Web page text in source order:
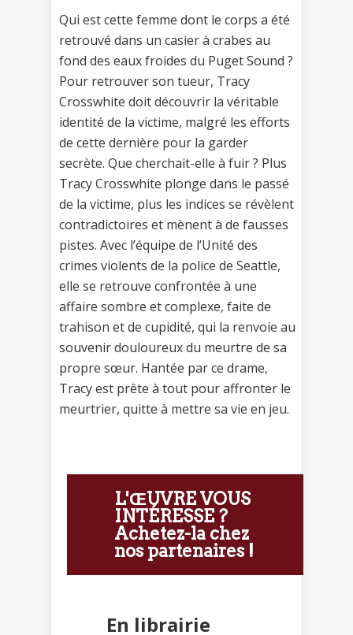
Qui est cette femme dont le corps a été
retrouvé dans un casier à crabes au
fond des eaux froides du Puget Sound ?
Pour retrouver son tueur, Tracy
Crosswhite doit découvrir la véritable
identité de la victime, malgré les efforts
de cette dernière pour la garder
secrète. Que cherchait-elle à fuir ? Plus
Tracy Crosswhite plonge dans le passé
de la victime, plus les indices se révèlent
contradictoires et mènent à de fausses
pistes. Avec l’équipe de l’Unité des
crimes violents de la police de Seattle,
elle se retrouve confrontée à une
affaire sombre et complexe, faite de
trahison et de cupidité, qui la renvoie au
souvenir douloureux du meurtre de sa
propre sœur. Hantée par ce drame,
Tracy est prête à tout pour affronter le
meurtrier, quitte à mettre sa vie en jeu.
L'ŒUVRE VOUS
INTÉRESSE ?
Achetez-la chez
nos partenaires !
En librairie